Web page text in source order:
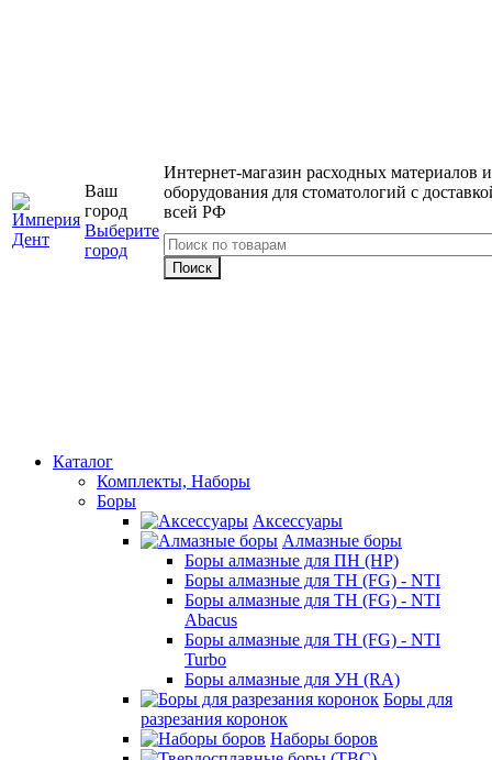
Ваш
город
Выберите
город
Интернет-магазин расходных материалов и
оборудования для стоматологий с
всей РФ
Каталог
Комплекты, Наборы
Боры
Аксессуары
Алмазные боры
Боры алмазные для ПН (HP)
Боры алмазные для ТН (FG) - NTI
Боры алмазные для ТН (FG) - NTI
Abacus
Боры алмазные для ТН (FG) - NTI
Turbo
Боры алмазные для УН (RA)
Боры для
разрезания коронок
Наборы боров